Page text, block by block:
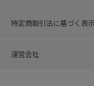
特定商取引法に基づく表
運営会社